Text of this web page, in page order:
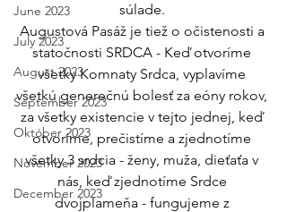
June 2023
July 2023
August 2023
September 2023
Október 2023
November 2023
December 2023
súlade.
Augustová Pasáž je tiež o očistenosti a
statočnosti SRDCA - Keď otvoríme
všetky Komnaty Srdca, vyplavíme
všetkú generečnú bolesť za eóny rokov,
za všetky existencie v tejto jednej, keď
otvoríme, prečistíme a zjednotíme
všetky 3 srdcia - ženy, muža, dieťaťa v
nás, keď zjednotíme Srdce
dvojplameňa - fungujeme z